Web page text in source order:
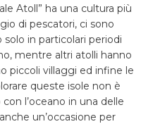
Atoll” ha una cultura più
di pescatori, ci sono
in particolari periodi
mentre altri atolli hanno
piccoli villaggi ed infine le
queste isole non è
l’oceano in una delle
un’occasione per